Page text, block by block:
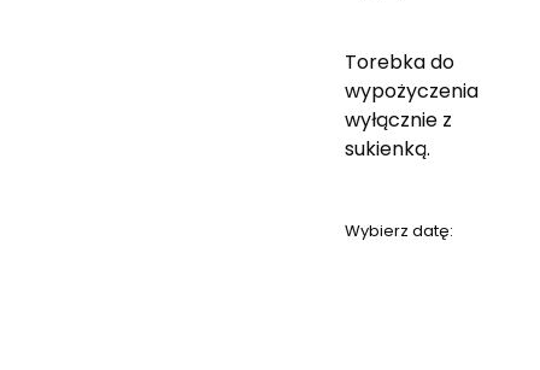
Torebka do
wypożyczenia
wyłącznie z
sukienką.
Wybierz datę: